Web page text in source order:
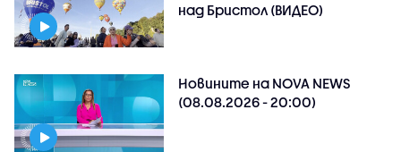
над Бристол (ВИДЕО)
Новините на NOVA NEWS
(08.08.2026 - 20:00)